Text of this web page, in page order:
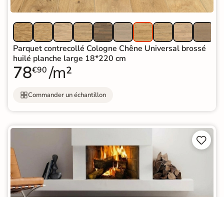
Parquet contrecollé Cologne Chêne Universal brossé
huilé planche large 18*220 cm
78€90 /m²
Commander un échantillon

